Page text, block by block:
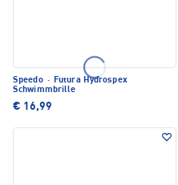
Speedo · Futura Hydrospex
Schwimmbrille
€ 16,99